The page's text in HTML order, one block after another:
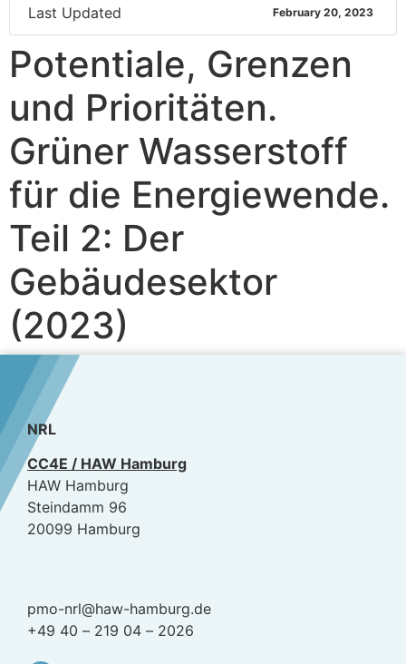
Last Updated February 20, 2023
Potentiale, Grenzen
und Prioritäten.
Grüner Wasserstoff
für die Energiewende.
Teil 2: Der
Gebäudesektor
(2023)
NRL
CC4E / HAW Hamburg
HAW Hamburg
Steindamm 96
20099 Hamburg
pmo-nrl@haw-hamburg.de
+49 40 – 219 04 – 2026